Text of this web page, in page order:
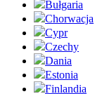
Bułgaria
Chorwacja
Cypr
Czechy
Dania
Estonia
Finlandia